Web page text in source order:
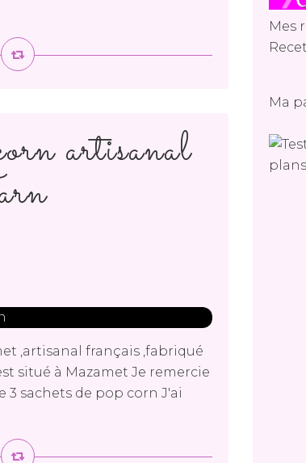
artisanal
,artisanal français ,fabriqué
situé à Mazamet Je remercie
3 sachets de pop corn J'ai
Mes
Ma